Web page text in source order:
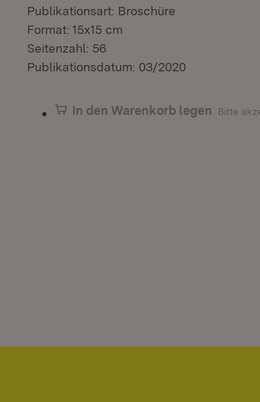
Publikationsart: Broschüre
Format: 15x15 cm
Seitenzahl: 56
Publikationsdatum: 03/2020
In den Warenkorb legen Bitte